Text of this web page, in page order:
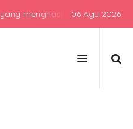
menghasilkan lulusan
06 Agu 2026